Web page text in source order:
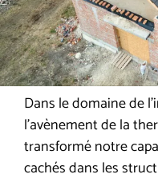
Dans le domaine de
l’avènement de la
transformé notre
cachés dans les